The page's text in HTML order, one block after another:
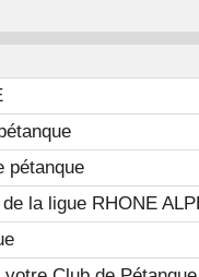
pétanque
la ligue RHONE